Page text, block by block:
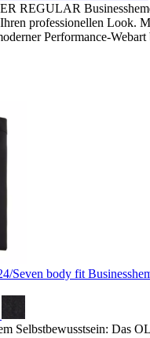
REGULAR
professionellen Look.
Performance-Webart
Seven body fit
Selbstbewusstsein: Das